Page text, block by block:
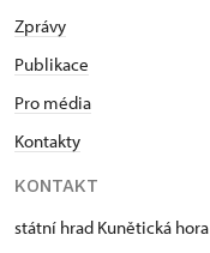
Zprávy
Publikace
Pro média
Kontakty
KONTAKT
státní hrad Kunětická hora